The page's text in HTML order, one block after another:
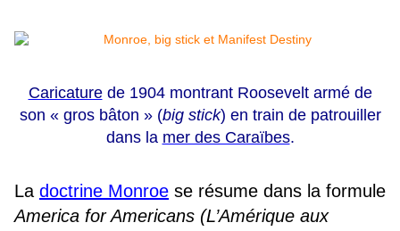
Caricaturede 1904 montrant Roosevelt armé de
son « gros bâton » (big stick) en train de patrouiller
dans la mer des Caraïbes.
La doctrine Monroe se résume dans la formule
America for Americans (L’Amérique aux